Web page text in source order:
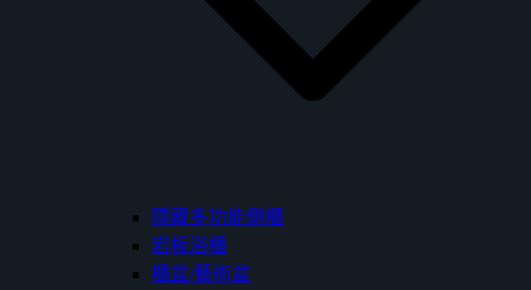
隱藏多功能側櫃
岩板浴櫃
櫃盆/藝術盆